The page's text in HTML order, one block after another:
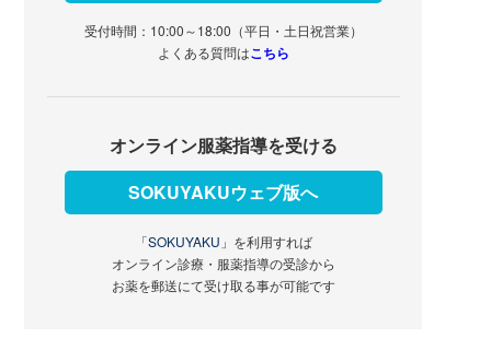
受付時間：10:00～18:00（平日・土日祝営業）
よくある質問はこちら
オンライン服薬指導を受ける
SOKUYAKUウェブ版へ
「SOKUYAKU」 を利用すれば
オンライン診療・服薬指導の受診から
お薬を郵送にて受け取る事が可能です